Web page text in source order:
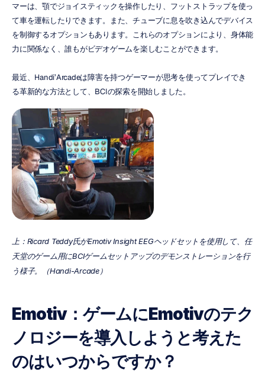
マーは、顎でジョイスティックを操作したり、フットストラップを使っ
て車を運転したりできます。また、チューブに息を吹き込んでデバイス
を制御するオプションもあります。これらのオプションにより、身体能
力に関係なく、誰もがビデオゲームを楽しむことができます。
最近、Handi’Arcadeは障害を持つゲーマーが思考を使ってプレイでき
る革新的な方法として、BCIの探索を開始しました。
上：Ricard Teddy氏がEmotiv Insight EEGヘッドセットを使用して、任
天堂のゲーム用にBCIゲームセットアップのデモンストレーションを行
う様子。（Handi-Arcade）
Emotiv：ゲームにEmotivのテク
ノロジーを導入しようと考えた
のはいつからですか？